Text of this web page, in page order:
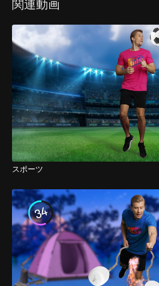
関連動画
スポーツ